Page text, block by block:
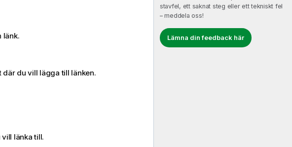
stavfel, ett saknat steg eller ett tekniskt fel
– meddela oss!
Lämna din feedback här
länk.
du vill lägga till länken.
länka till.